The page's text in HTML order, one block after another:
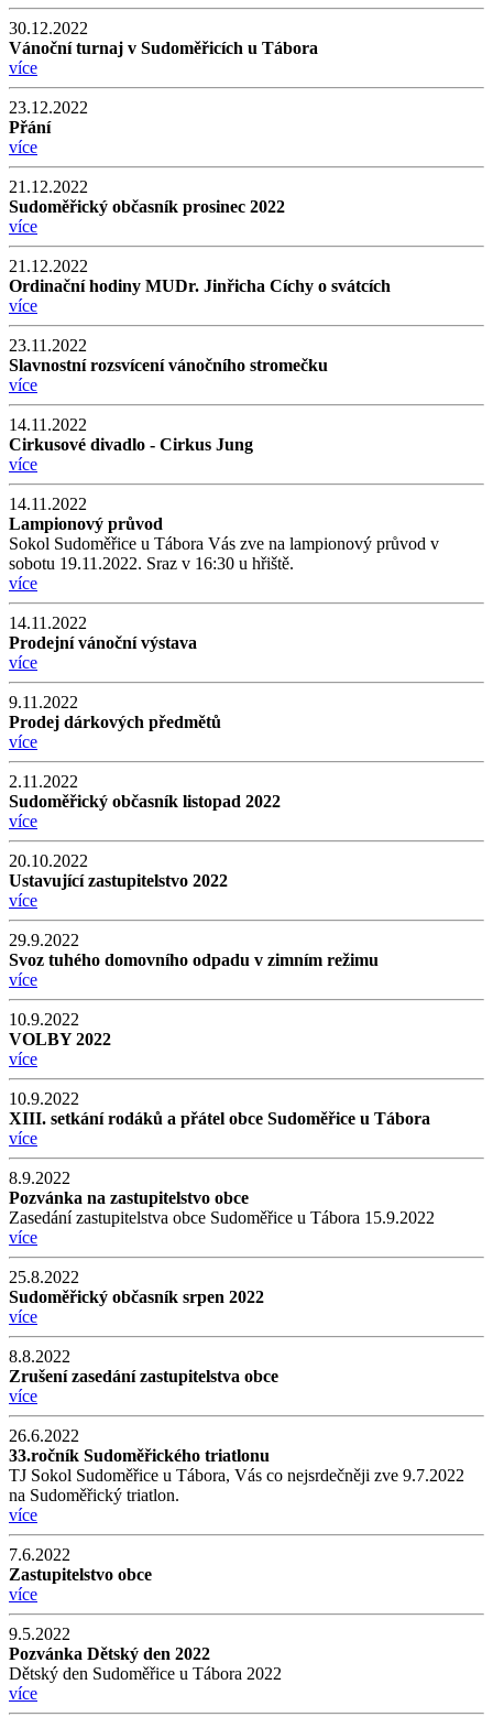
30.12.2022
Vánoční turnaj v Sudoměřicích u Tábora
více
23.12.2022
Přání
více
21.12.2022
Sudoměřický občasník prosinec 2022
více
21.12.2022
Ordinační hodiny MUDr. Jinřicha Cíchy o svátcích
více
23.11.2022
Slavnostní rozsvícení vánočního stromečku
více
14.11.2022
Cirkusové divadlo - Cirkus Jung
více
14.11.2022
Lampionový průvod
Sokol Sudoměřice u Tábora Vás zve na lampionový průvod v
sobotu 19.11.2022. Sraz v 16:30 u hřiště.
více
14.11.2022
Prodejní vánoční výstava
více
9.11.2022
Prodej dárkových předmětů
více
2.11.2022
Sudoměřický občasník listopad 2022
více
20.10.2022
Ustavující zastupitelstvo 2022
více
29.9.2022
Svoz tuhého domovního odpadu v zimním režimu
více
10.9.2022
VOLBY 2022
více
10.9.2022
XIII. setkání rodáků a přátel obce Sudoměřice u Tábora
více
8.9.2022
Pozvánka na zastupitelstvo obce
Zasedání zastupitelstva obce Sudoměřice u Tábora 15.9.2022
více
25.8.2022
Sudoměřický občasník srpen 2022
více
8.8.2022
Zrušení zasedání zastupitelstva obce
více
26.6.2022
33.ročník Sudoměřického triatlonu
TJ Sokol Sudoměřice u Tábora, Vás co nejsrdečněji zve 9.7.2022
na Sudoměřický triatlon.
více
7.6.2022
Zastupitelstvo obce
více
9.5.2022
Pozvánka Dětský den 2022
Dětský den Sudoměřice u Tábora 2022
více